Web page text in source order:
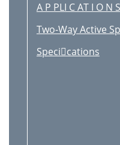
A P PLI C AT I O N S
Two-Way Active
Specications